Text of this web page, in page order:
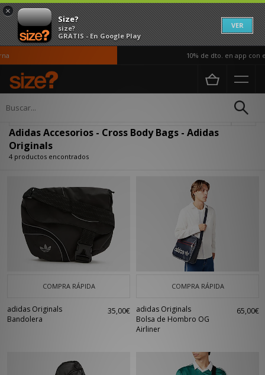
×
Size?
size?
GRATIS - En Google Play
VER
10% de dto. en app con
Página principal
Adidas Accesorios - Cross Body Bags - Adidas
Originals
4 productos encontrados
COMPRA RÁPIDA
adidas Originals
Bandolera
35,00€
COMPRA RÁPIDA
adidas Originals
Bolsa de Hombro OG
Airliner
65,00€